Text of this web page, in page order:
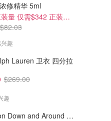
$96.00
Bloom 全脸彩盘
修精华 5ml
10个=正装量 仅需$342 正装半价！
$82.03
趣
卫衣 四分拉
$269.00
趣
lululemon Down and Around 羽绒夹克